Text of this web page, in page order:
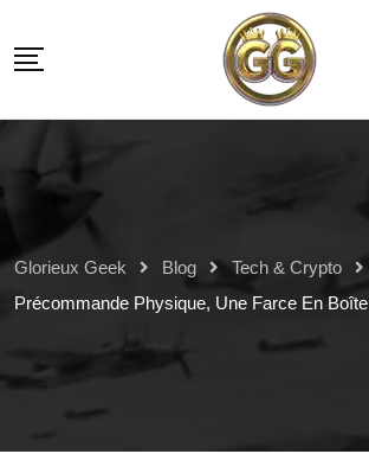
Glorieux Geek Blog Tech & Crypto
Précommande Physique, Une Farce En Boîte